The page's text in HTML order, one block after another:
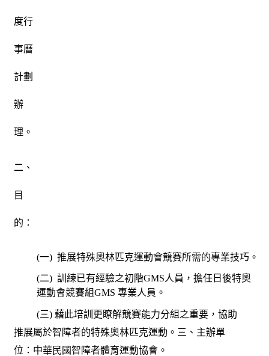
度行
事曆
計劃
辦
理。
二、
目
的：
(一) 推展特殊奧林匹克運動會競賽所需的專業技巧。
(二) 訓練已有經驗之初階GMS人員，擔任日後特奧
運動會競賽組GMS專業人員。
(三)藉此培訓更瞭解競賽能力分組之重要，協助
推展屬於智障者的特殊奧林匹克運動。三、主辦單
位：中華民國智障者體育運動協會。